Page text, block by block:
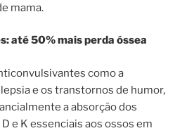
mama.
até 50% mais perda óssea
como a
e os transtornos de humor,
a absorção dos
e K essenciais aos ossos em